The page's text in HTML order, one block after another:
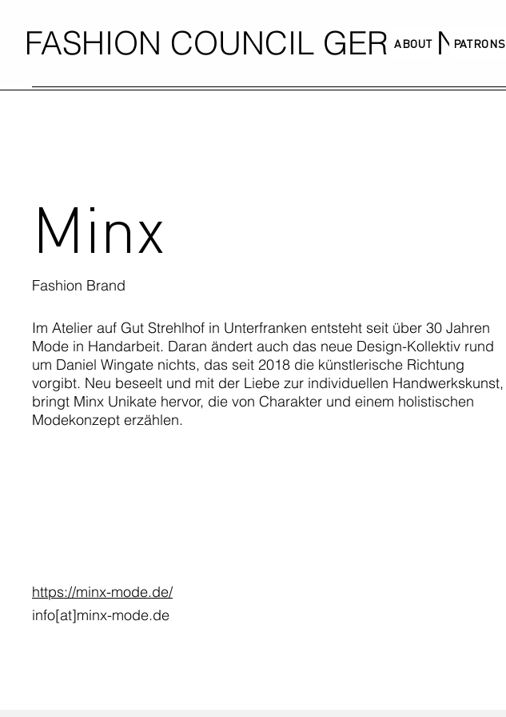
FASHION COUNCIL GERMANY
ABOUT PATRONS
Minx
Fashion Brand
Im Atelier auf Gut Strehlhof in Unterfranken entsteht seit über 30 Jahren
Mode in Handarbeit. Daran ändert auch das neue Design-Kollektiv rund
um Daniel Wingate nichts, das seit 2018 die künstlerische Richtung
vorgibt. Neu beseelt und mit der Liebe zur individuellen Handwerkskunst,
bringt Minx Unikate hervor, die von Charakter und einem holistischen
Modekonzept erzählen.
https://minx-mode.de/
info[at]minx-mode.de